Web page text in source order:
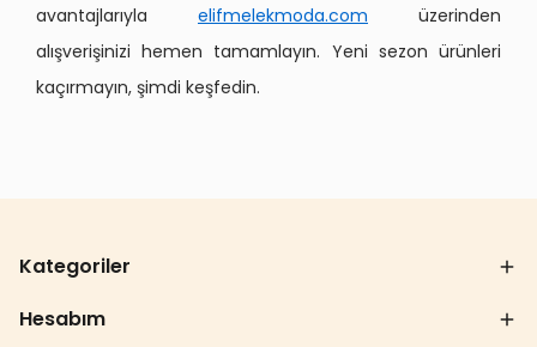
avantajlarıyla elifmelekmoda.com üzerinden
alışverişinizi hemen tamamlayın. Yeni sezon ürünleri
kaçırmayın, şimdi keşfedin.
Kategoriler
Hesabım